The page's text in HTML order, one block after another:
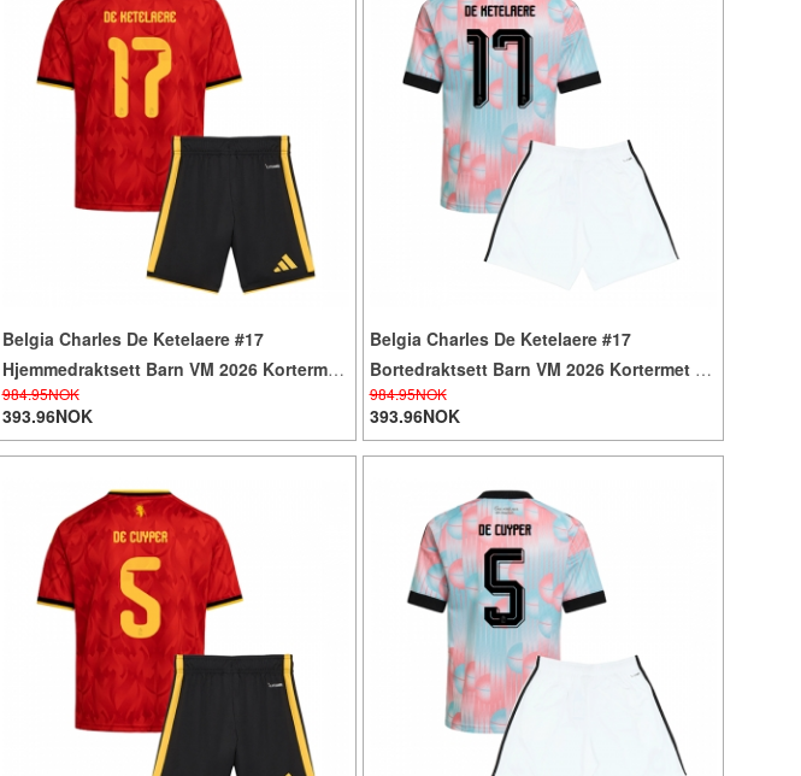
Belgia Charles De Ketelaere #17
Hjemmedraktsett Barn VM 2026 Kortermet
(+ Korte bukser)
984.95NOK
393.96NOK
Belgia Charles De Ketelaere #17
Bortedraktsett Barn VM 2026 Kortermet (+
Korte bukser)
984.95NOK
393.96NOK